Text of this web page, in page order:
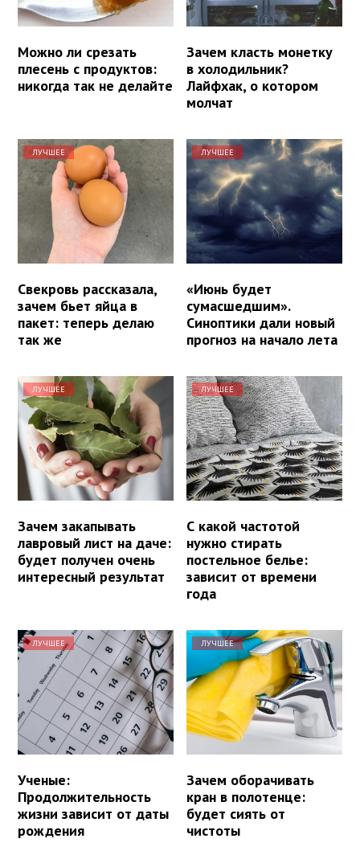
Можно ли срезать
плесень с продуктов:
никогда так не делайте
Зачем класть монетку
в холодильник?
Лайфхак, о котором
молчат
ЛУЧШЕЕ
Свекровь рассказала,
зачем бьет яйца в
пакет: теперь делаю
так же
ЛУЧШЕЕ
«Июнь будет
сумасшедшим».
Синоптики дали новый
прогноз на начало лета
ЛУЧШЕЕ
Зачем закапывать
лавровый лист на даче:
будет получен очень
интересный результат
ЛУЧШЕЕ
С какой частотой
нужно стирать
постельное белье:
зависит от времени
года
ЛУЧШЕЕ
Ученые:
Продолжительность
жизни зависит от даты
рождения
ЛУЧШЕЕ
Зачем оборачивать
кран в полотенце:
будет сиять от
чистоты